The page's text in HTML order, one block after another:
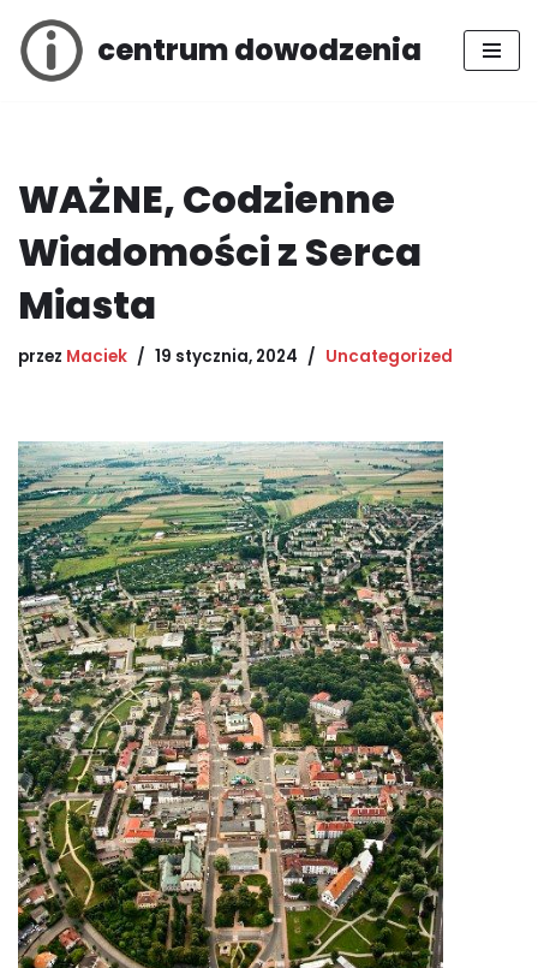
Przejdź
centrum dowodzenia
WAŻNE, Codzienne
Wiadomości z Serca
Miasta
przez Maciek 19 stycznia, 2024 Uncategorized